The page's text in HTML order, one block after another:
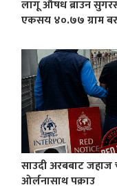
लागू औषध ब्राउन
एकसय ४०.७७ ग्राम
साउदी अरबबाट
ओर्लनासाथ पक्राउ